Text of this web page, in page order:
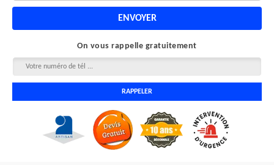
On vous rappelle gratuitement